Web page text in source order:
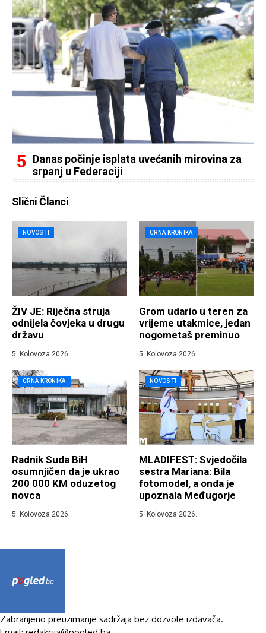
Danas počinje isplata uvećanih mirovina za
srpanj u Federaciji
Slični Članci
NOVOSTI
ŽIV JE: Riječna struja
odnijela čovjeka u drugu
državu
5. Kolovoza 2026.
CRNA KRONIKA
Grom udario u teren za
vrijeme utakmice, jedan
nogometaš preminuo
5. Kolovoza 2026.
CRNA KRONIKA
Radnik Suda BiH
osumnjičen da je ukrao
200 000 KM oduzetog
novca
5. Kolovoza 2026.
NOVOSTI
MLADIFEST: Svjedočila
sestra Mariana: Bila
fotomodel, a onda je
upoznala Međugorje
5. Kolovoza 2026.
Zabranjeno preuzimanje sadržaja bez dozvole izdavača.